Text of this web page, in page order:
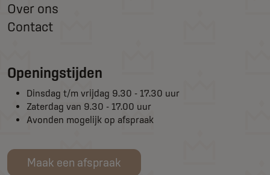
Over ons
Contact
Openingstijden
Dinsdag t/m vrijdag 9.30 - 17.30 uur
Zaterdag van 9.30 - 17.00 uur
Avonden mogelijk op afspraak
Maak een afspraak